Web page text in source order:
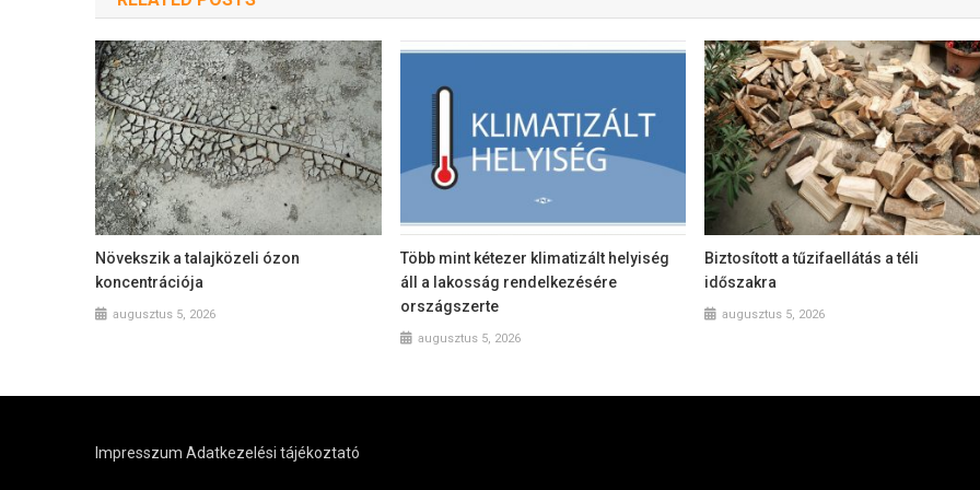
Növekszik a talajközeli ózon
koncentrációja
augusztus 5, 2026
Több mint kétezer klimatizált helyiség
áll a lakosság rendelkezésére
országszerte
augusztus 5, 2026
Biztosított a tűzifaellátás a téli
időszakra
augusztus 5, 2026
Impresszum Adatkezelési tájékoztató